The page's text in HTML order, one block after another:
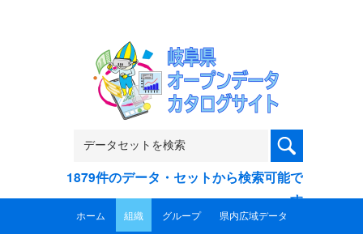
1879件のデータ・セットから検索可能で
す
ホーム 組織 グループ 県内広域データ